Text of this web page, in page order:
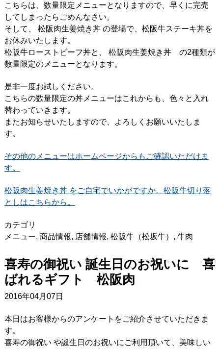
こちらは、数量限定メニューとなりますので、早くに完売
してしまったらごめんなさい。
そして、 松阪肉生姜焼き丼 の登場で、松阪牛ステーキ丼を
お休みいたします。
松阪牛ローストビーフ丼と、 松阪肉生姜焼き丼 の2種類が
数量限定のメニューとなります。
是非一度お試しください。
こちらの数量限定の丼メニューはこれからも、色々と入れ
替わっていきます。
またお知らせいたしますので、よろしくお願いいたしま
す。
その他のメニューはホームページからもご確認いただけま
す。
松阪肉生姜焼き丼 をご自宅でいかがですか。松阪牛切り落
としはこちらから。
カテゴリ
メニュー, 商品情報, 店舗情報, 松阪牛（松坂牛） , 牛肉
喜寿の御祝い 誕生日のお祝いに 喜
ばれるギフト 松阪肉
2016年04月07日
本日はお客様からのアンケートをご紹介させていただきま
す。
喜寿の御祝い や誕生日のお祝いにご利用頂いて、美味しい